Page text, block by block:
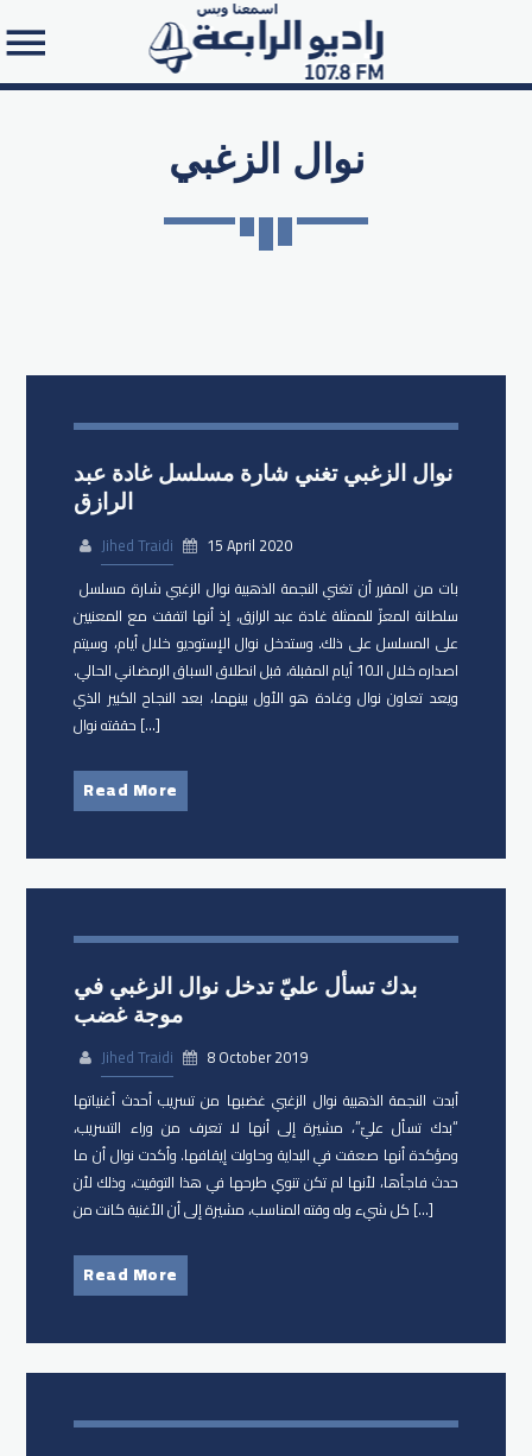
نوال الزغبي
نوال الزغبي تغني شارة مسلسل غادة عبد
الرازق
Jihed Traidi
15 April 2020
بات من المقرر أن تغني النجمة الذهبية ​نوال الزغبي شارة مسلسل ​
سلطانة المعزّ للممثلة ​غادة عبد الرازق، إذ أنها اتفقت مع المعنيين
على المسلسل على ذلك. وستدخل نوال الإستوديو خلال أيام، وسيتم
اصداره خلال الـ10 أيام المقبلة، قبل انطلاق السباق الرمضاني الحالي.
ويعد تعاون نوال وغادة هو الأول بينهما، بعد النجاح الكبير الذي
حققته نوال […]
Read More
بدك تسأل عليّ تدخل نوال الزغبي في
موجة غضب
Jihed Traidi
8 October 2019
أبدت النجمة الذهبية نوال الزغبي غضبها من تسريب أحدث أغنياتها
“بدك تسأل عليّ”، مشيرة إلى أنها لا تعرف من وراء التسريب،
ومؤكدة أنها صعقت في البداية وحاولت إيقافها. وأكدت نوال أن ما
حدث فاجأها، لأنها لم تكن تنوي طرحها في هذا التوقيت، وذلك لأن
كل شيء وله وقته المناسب، مشيرة إلى أن الأغنية كانت من […]
Read More